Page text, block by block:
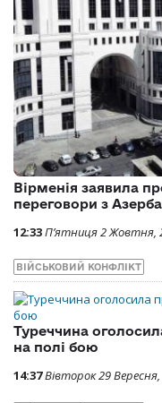
Вірменія заявила
переговори з
12:33П’ятниця 2 Жовтня,
ВІЙСЬКОВИЙ КОНФЛІКТ
Туреччина
на полі бою
14:37Вівторок 29